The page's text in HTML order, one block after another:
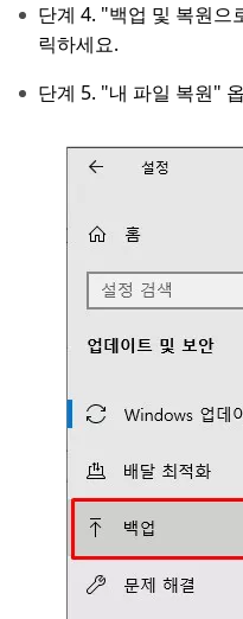
단계 4. "백업 및 복원
릭하세요.
단계 5. "내 파일 복원"